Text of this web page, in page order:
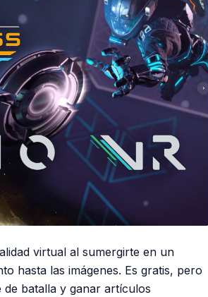
virtual al sumergirte en un
hasta las imágenes. Es gratis, pero
de batalla y ganar artículos